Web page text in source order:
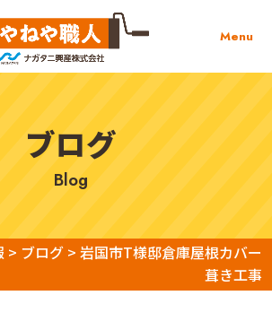
Menu
ブログ
blog
> ブログ> 岩国市T様邸倉庫屋根カバー
葺き工事